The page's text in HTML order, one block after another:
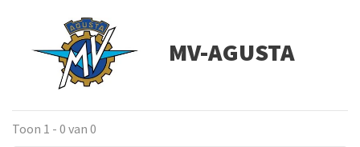
MV-AGUSTA
Toon 1 - 0 van 0